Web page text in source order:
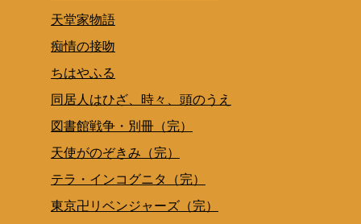
天堂家物語
痴情の接吻
ちはやふる
同居人はひざ、時々、頭のうえ
図書館戦争・別冊（完）
天使がのぞきみ（完）
テラ・インコグニタ（完）
東京卍リベンジャーズ（完）